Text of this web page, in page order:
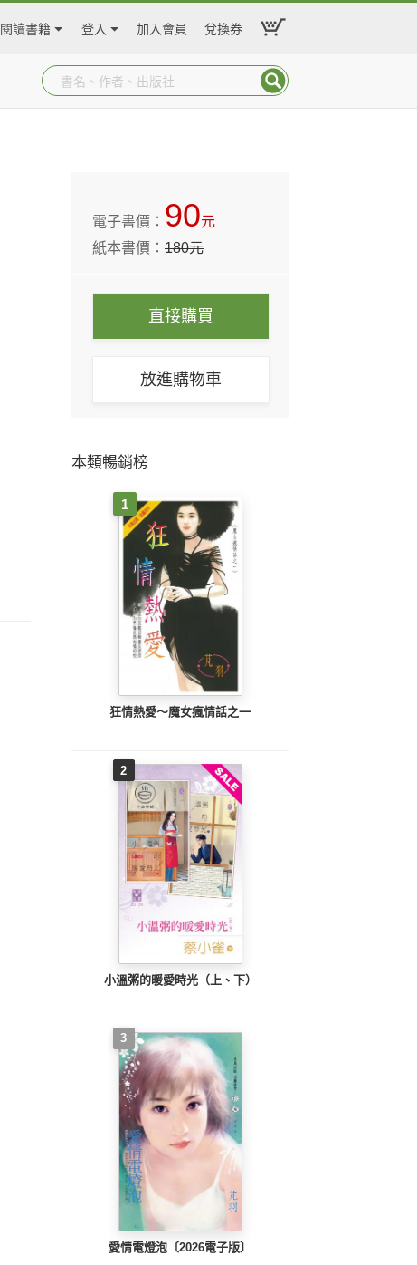
閱讀書籍 登入 加入會員 兌換券
電子書價： 90元
紙本書價：180元
直接購買
放進購物車
本類暢銷榜
1
狂情熱愛～魔女瘋情話之一
2
小溫粥的暖愛時光（上、下）
3
愛情電燈泡〔2026電子版〕